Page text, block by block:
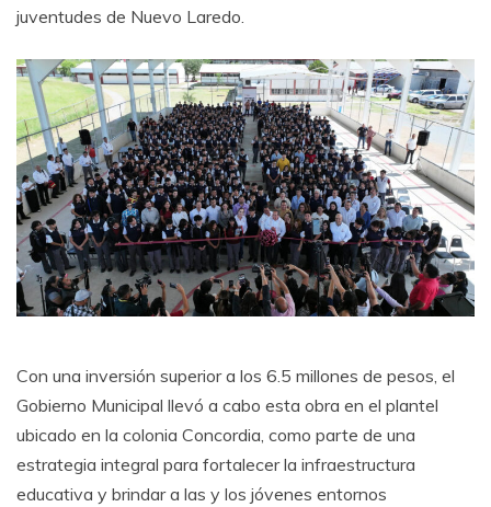
juventudes de Nuevo Laredo.
Con una inversión superior a los 6.5 millones de pesos, el
Gobierno Municipal llevó a cabo esta obra en el plantel
ubicado en la colonia Concordia, como parte de una
estrategia integral para fortalecer la infraestructura
educativa y brindar a las y los jóvenes entornos